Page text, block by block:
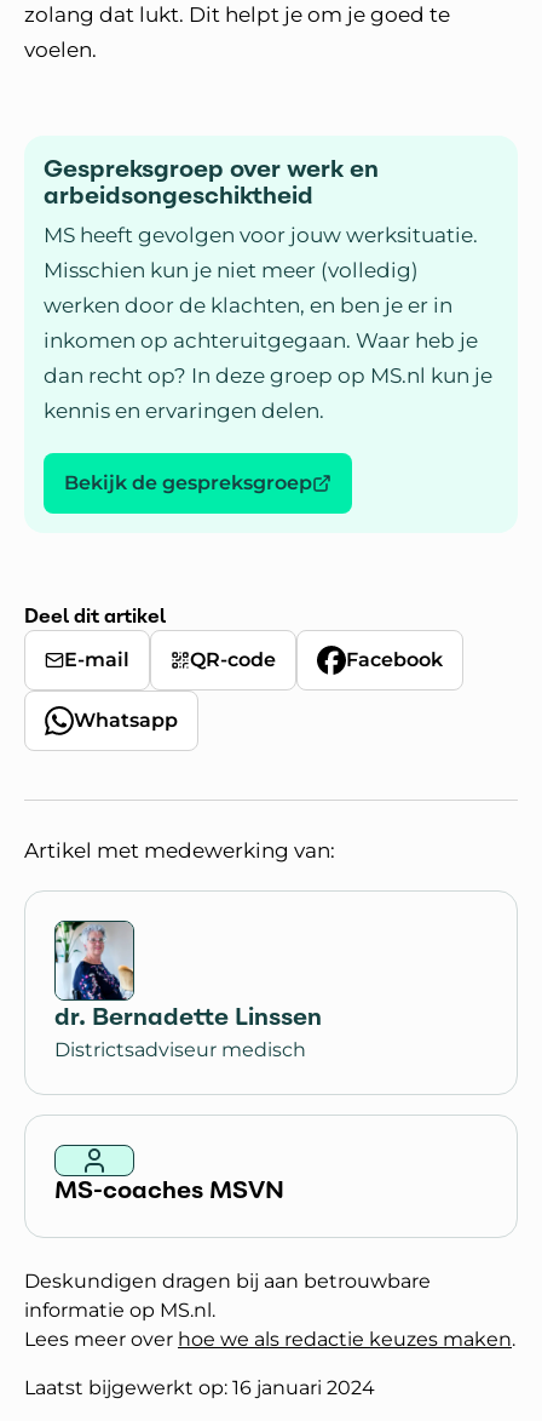
zolang dat lukt. Dit helpt je om je goed te
voelen.
Gespreksgroep over werk en
arbeidsongeschiktheid
MS heeft gevolgen voor jouw werksituatie.
Misschien kun je niet meer (volledig)
werken door de klachten, en ben je er in
inkomen op achteruitgegaan. Waar heb je
dan recht op? In deze groep op MS.nl kun je
kennis en ervaringen delen.
Bekijk de gespreksgroep
Deel dit artikel
E-mail QR-code Facebook
Whatsapp
Artikel met medewerking van:
dr. Bernadette Linssen
Districtsadviseur medisch
MS-coaches MSVN
Deskundigen dragen bij aan betrouwbare
informatie op MS.nl.
Lees meer over hoe we als redactie keuzes maken.
Laatst bijgewerkt op: 16 januari 2024